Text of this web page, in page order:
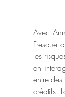
Avec
Fresque
les
en
entre
créatifs.